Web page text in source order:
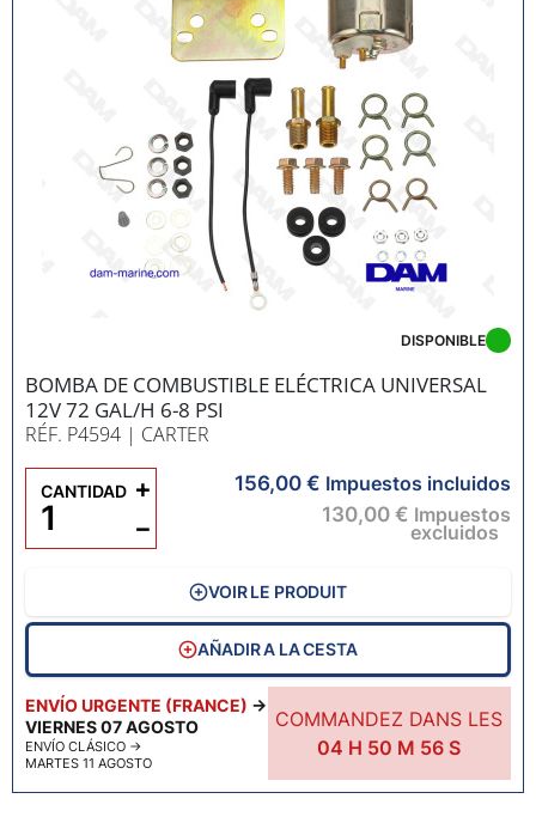
BOMBA DE COMBUSTIBLE ELÉCTRICA UNIVERSAL
12V 72 GAL/H 6-8 PSI
RÉF. P4594 | CARTER
ENVÍO URGENTE (FRANCE) →
VIERNES 07 AGOSTO
ENVÍO CLÁSICO →
MARTES 11 AGOSTO
COMMANDEZ DANS LES
04 H 50 M 55 S
DISPONIBLE
156,00 € Impuestos incluidos
130,00 € Impuestos
excluidos
CANTIDAD
−
+
VOIR LE PRODUIT
AÑADIR A LA CESTA